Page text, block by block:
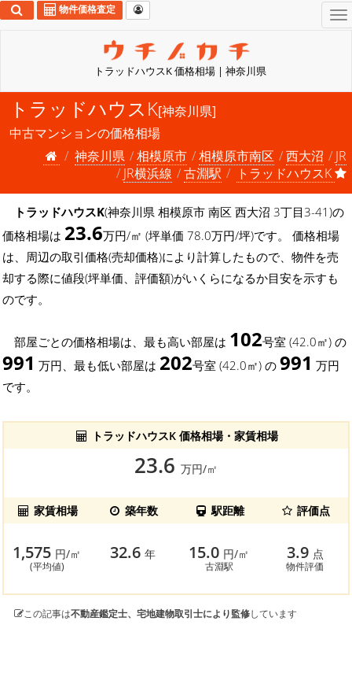
トラッドハウスK 価格相場 | 神奈川県
物件価格査定
トラッドハウスK[神奈川県]
中古マンションの価格相場
神奈川県
相模原市 相模原市南区 西大沼
JR
JR横浜線
古淵駅 トラッドハウスK
トラッドハウスK(神奈川県 相模原市 南区 西大沼 3丁目3-41)の
価格相場は 23.6万円/㎡ (坪単価 78.0万円/坪)です。 価格相場
は、周辺の取引価格(売却価格)により計算したもので、物件を売
却する際に値段(坪単価、評価額)がいくらになるか目安を示すも
のです。
部屋ごとの価格相場は、最も高い部屋は 102号室 (42.0㎡) の
991 万円、最も低い部屋は 202号室 (42.0㎡) の 991 万円
です。
トラッドハウスK 価格相場・家賃相場
23.6 万円/㎡
家賃相場 築年数 駅距離 評価点
1,575 円/㎡
(平均値)
32.6年 15.0 円/㎡
古淵駅
3.9 点
物件評価
この記事は不動産鑑定士、宅地建物取引士により監修しています